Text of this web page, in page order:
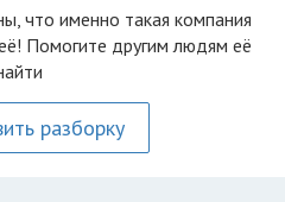
что именно такая компания
Помогите другим людям её
разборку